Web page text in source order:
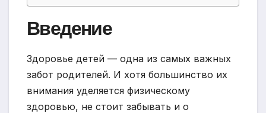
Введение
Здоровье детей — одна из самых важных
забот родителей. И хотя большинство их
внимания уделяется физическому
здоровью, не стоит забывать и о